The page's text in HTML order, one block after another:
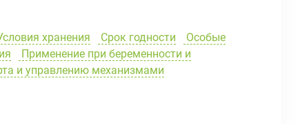
хранения Срок годности
Особые
Применение при беременности и
и управлению механизмами